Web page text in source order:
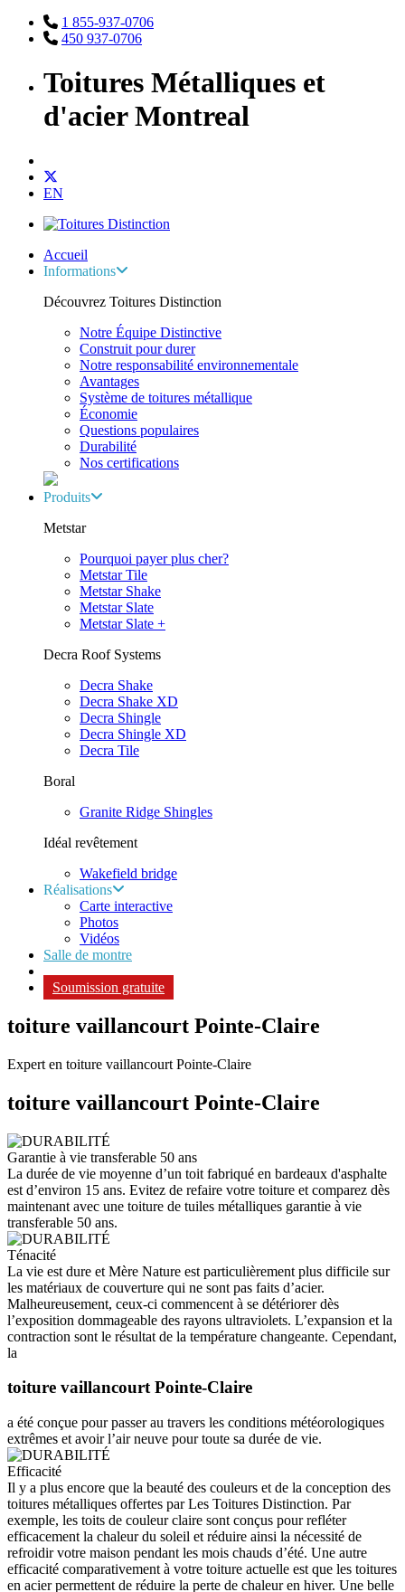
1 855-937-0706
450 937-0706
Toitures Métalliques et
d'acier Montreal
EN
Accueil
Informations
Découvrez Toitures Distinction
Notre Équipe Distinctive
Construit pour durer
Notre responsabilité environnementale
Avantages
Système de toitures métallique
Économie
Questions populaires
Durabilité
Nos certifications
Produits
Metstar
Pourquoi payer plus cher?
Metstar Tile
Metstar Shake
Metstar Slate
Metstar Slate +
Decra Roof Systems
Decra Shake
Decra Shake XD
Decra Shingle
Decra Shingle XD
Decra Tile
Boral
Granite Ridge Shingles
Idéal revêtement
Wakefield bridge
Réalisations
Carte interactive
Photos
Vidéos
Salle de montre
Soumission gratuite
toiture vaillancourt Pointe-Claire
Expert en toiture vaillancourt Pointe-Claire
toiture vaillancourt Pointe-Claire
Garantie à vie transferable 50 ans
La durée de vie moyenne d’un toit fabriqué en bardeaux d'asphalte
est d’environ 15 ans. Evitez de refaire votre toiture et comparez dès
maintenant avec une toiture de tuiles métalliques garantie à vie
transferable 50 ans.
Ténacité
La vie est dure et Mère Nature est particulièrement plus difficile sur
les matériaux de couverture qui ne sont pas faits d’acier.
Malheureusement, ceux-ci commencent à se détériorer dès
l’exposition dommageable des rayons ultraviolets. L’expansion et la
contraction sont le résultat de la température changeante. Cependant,
la
toiture vaillancourt Pointe-Claire
a été conçue pour passer au travers les conditions météorologiques
extrêmes et avoir l’air neuve pour toute sa durée de vie.
Efficacité
Il y a plus encore que la beauté des couleurs et de la conception des
toitures métalliques offertes par Les Toitures Distinction. Par
exemple, les toits de couleur claire sont conçus pour refléter
efficacement la chaleur du soleil et réduire ainsi la nécessité de
refroidir votre maison pendant les mois chauds d’été. Une autre
efficacité comparativement à votre toiture actuelle est que les toitures
en acier permettent de réduire la perte de chaleur en hiver. Une belle